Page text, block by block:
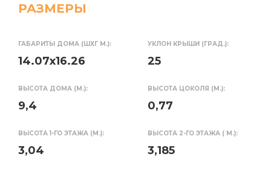
РАЗМЕРЫ
ГАБАРИТЫ ДОМА (ШХГ М.):
14.07x16.26
УКЛОН КРЫШИ (ГРАД.):
25
ВЫСОТА ДОМА (М.):
9,4
ВЫСОТА ЦОКОЛЯ (М.):
0,77
ВЫСОТА 1-ГО ЭТАЖА (М.):
3,04
ВЫСОТА 2-ГО ЭТАЖА ( М.):
3,185